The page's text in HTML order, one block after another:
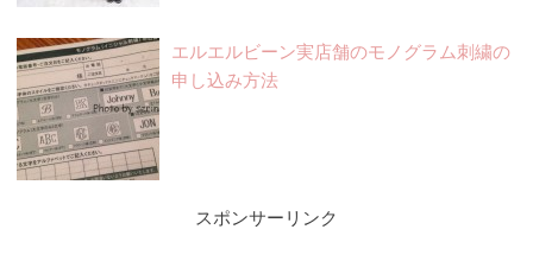
エルエルビーン実店舗のモノグラム刺繍の
申し込み方法
スポンサーリンク